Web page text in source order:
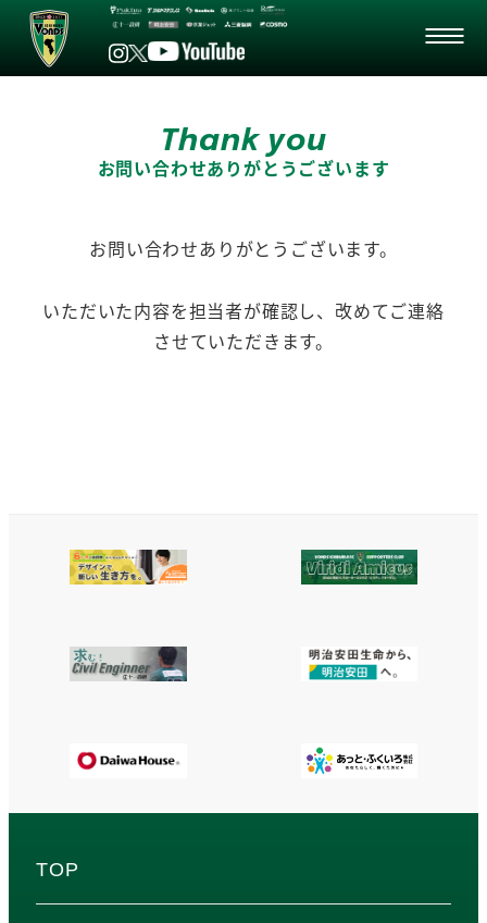
Thank you
お問い合わせありがとうございます
お問い合わせありがとうございます。
いただいた内容を担当者が確認し、改めてご連絡
させていただきます。
TOP